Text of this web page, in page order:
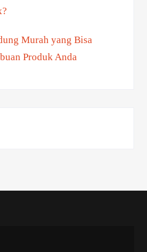
Murah yang Bisa
Produk Anda